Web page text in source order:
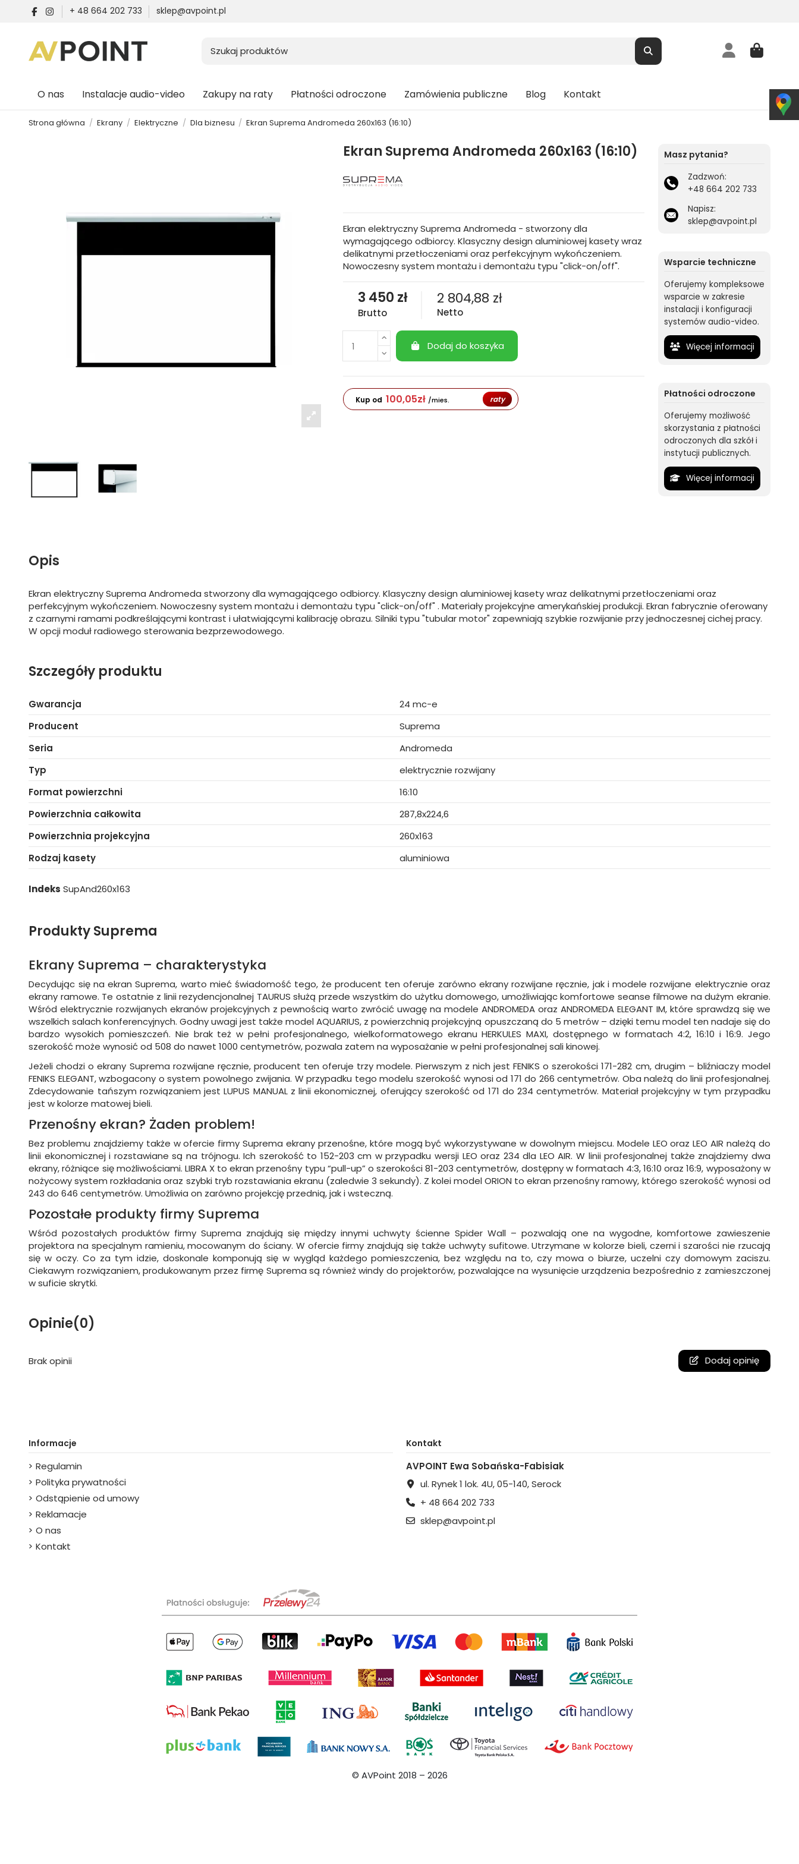
+ 48 664 202 733 sklep@avpoint.pl
O nas Instalacje audio-video Zakupy na raty Płatności odroczone Zamówienia publiczne Blog Kontakt
Strona główna Ekrany Elektryczne Dla biznesu Ekran Suprema Andromeda 260x163 (16:10)
Ekran Suprema Andromeda 260x163 (16:10)
Ekran elektryczny Suprema Andromeda - stworzony dla
wymagającego odbiorcy. Klasyczny design aluminiowej kasety wraz
delikatnymi przetłoczeniami oraz perfekcyjnym wykończeniem.
Nowoczesny system montażu i demontażu typu "click-on/off".
3 450 zł
Brutto
2 804,88 zł
Netto
Dodaj do koszyka
Kup od 100,05zł /mies. raty
Masz pytania?
Zadzwoń:
+48 664 202 733
Napisz:
sklep@avpoint.pl
Wsparcie techniczne
Oferujemy kompleksowe
wsparcie w zakresie
instalacji i konfiguracji
systemów audio-video.
Więcej informacji
Płatności odroczone
Oferujemy możliwość
skorzystania z płatności
odroczonych dla szkół i
instytucji publicznych.
Więcej informacji
Opis
Ekran elektryczny Suprema Andromeda stworzony dla wymagającego odbiorcy. Klasyczny design aluminiowej kasety wraz delikatnymi przetłoczeniami oraz
perfekcyjnym wykończeniem. Nowoczesny system montażu i demontażu typu "click-on/off" . Materiały projekcyjne amerykańskiej produkcji. Ekran fabrycznie oferowany
z czarnymi ramami podkreślającymi kontrast i ułatwiającymi kalibrację obrazu. Silniki typu "tubular motor" zapewniają szybkie rozwijanie przy jednoczesnej cichej pracy.
W opcji moduł radiowego sterowania bezprzewodowego.
Szczegóły produktu
Gwarancja
24 mc-e
Producent
Suprema
Seria
Andromeda
Typ
elektrycznie rozwijany
Format powierzchni
16:10
Powierzchnia całkowita
287,8x224,6
Powierzchnia projekcyjna
260x163
Rodzaj kasety
aluminiowa
Indeks SupAnd260x163
Produkty Suprema
Ekrany Suprema – charakterystyka
Decydując się na ekran Suprema, warto mieć świadomość tego, że producent ten oferuje zarówno ekrany rozwijane ręcznie, jak i modele rozwijane elektrycznie oraz
ekrany ramowe. Te ostatnie z linii rezydencjonalnej TAURUS służą przede wszystkim do użytku domowego, umożliwiając komfortowe seanse filmowe na dużym ekranie.
Wśród elektrycznie rozwijanych ekranów projekcyjnych z pewnością warto zwrócić uwagę na modele ANDROMEDA oraz ANDROMEDA ELEGANT IM, które sprawdzą się we
wszelkich salach konferencyjnych. Godny uwagi jest także model AQUARIUS, z powierzchnią projekcyjną opuszczaną do 5 metrów – dzięki temu model ten nadaje się do
bardzo wysokich pomieszczeń. Nie brak też w pełni profesjonalnego, wielkoformatowego ekranu HERKULES MAXI, dostępnego w formatach 4:2, 16:10 i 16:9. Jego
szerokość może wynosić od 508 do nawet 1000 centymetrów, pozwala zatem na wyposażanie w pełni profesjonalnej sali kinowej.
Jeżeli chodzi o ekrany Suprema rozwijane ręcznie, producent ten oferuje trzy modele. Pierwszym z nich jest FENIKS o szerokości 171-282 cm, drugim – bliźniaczy model
FENIKS ELEGANT, wzbogacony o system powolnego zwijania. W przypadku tego modelu szerokość wynosi od 171 do 266 centymetrów. Oba należą do linii profesjonalnej.
Zdecydowanie tańszym rozwiązaniem jest LUPUS MANUAL z linii ekonomicznej, oferujący szerokość od 171 do 234 centymetrów. Materiał projekcyjny w tym przypadku
jest w kolorze matowej bieli.
Przenośny ekran? Żaden problem!
Bez problemu znajdziemy także w ofercie firmy Suprema ekrany przenośne, które mogą być wykorzystywane w dowolnym miejscu. Modele LEO oraz LEO AIR należą do
linii ekonomicznej i rozstawiane są na trójnogu. Ich szerokość to 152-203 cm w przypadku wersji LEO oraz 234 dla LEO AIR. W linii profesjonalnej także znajdziemy dwa
ekrany, różniące się możliwościami. LIBRA X to ekran przenośny typu “pull-up” o szerokości 81-203 centymetrów, dostępny w formatach 4:3, 16:10 oraz 16:9, wyposażony w
nożycowy system rozkładania oraz szybki tryb rozstawiania ekranu (zaledwie 3 sekundy). Z kolei model ORION to ekran przenośny ramowy, którego szerokość wynosi od
243 do 646 centymetrów. Umożliwia on zarówno projekcję przednią, jak i wsteczną.
Pozostałe produkty firmy Suprema
Wśród pozostałych produktów firmy Suprema znajdują się między innymi uchwyty ścienne Spider Wall – pozwalają one na wygodne, komfortowe zawieszenie
projektora na specjalnym ramieniu, mocowanym do ściany. W ofercie firmy znajdują się także uchwyty sufitowe. Utrzymane w kolorze bieli, czerni i szarości nie rzucają
się w oczy. Co za tym idzie, doskonale komponują się w wygląd każdego pomieszczenia, bez względu na to, czy mowa o biurze, uczelni czy domowym zaciszu.
Ciekawym rozwiązaniem, produkowanym przez firmę Suprema są również windy do projektorów, pozwalające na wysunięcie urządzenia bezpośrednio z zamieszczonej
w suficie skrytki.
Opinie(0)
Brak opinii Dodaj opinię
Informacje
Regulamin
Polityka prywatności
Odstąpienie od umowy
Reklamacje
O nas
Kontakt
Kontakt
AVPOINT Ewa Sobańska-Fabisiak
ul. Rynek 1 lok. 4U, 05-140, Serock
+ 48 664 202 733
sklep@avpoint.pl
© AVPoint 2018 – 2026